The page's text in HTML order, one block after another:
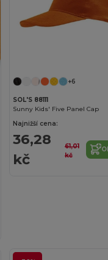
+6
SOL'S 88111
Sunny Kids' Five Panel Cap
Najnižší cena:
36,28
kč
61,01
kč